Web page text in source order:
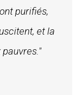
purifiés,
et la